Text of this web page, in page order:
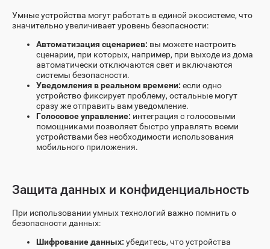
Умные устройства могут работать в единой экосистеме, что
значительно увеличивает уровень безопасности:
Автоматизация сценариев: вы можете настроить
сценарии, при которых, например, при выходе из дома
автоматически отключаются свет и включаются
системы безопасности.
Уведомления в реальном времени: если одно
устройство фиксирует проблему, остальные могут
сразу же отправить вам уведомление.
Голосовое управление: интеграция с голосовыми
помощниками позволяет быстро управлять всеми
устройствами без необходимости использования
мобильного приложения.
Защита данных и конфиденциальность
При использовании умных технологий важно помнить о
безопасности данных:
Шифрование данных: убедитесь, что устройства